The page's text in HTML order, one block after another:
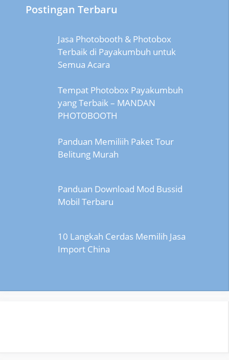
Postingan Terbaru
Jasa Photobooth & Photobox
Terbaik di Payakumbuh untuk
Semua Acara
Tempat Photobox Payakumbuh
yang Terbaik – MANDAN
PHOTOBOOTH
Panduan Memiliih Paket Tour
Belitung Murah
Panduan Download Mod Bussid
Mobil Terbaru
10 Langkah Cerdas Memilih Jasa
Import China